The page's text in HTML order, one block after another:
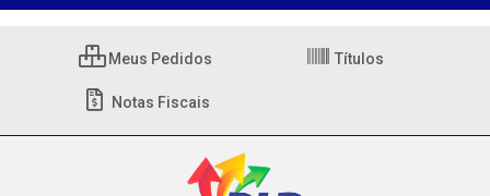
Meus Pedidos Títulos
Notas Fiscais